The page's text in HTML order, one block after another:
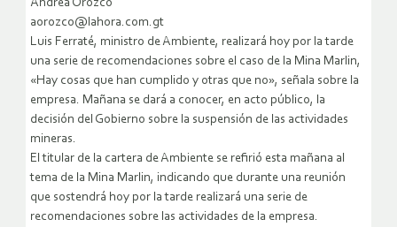
Andrea Orozco
aorozco@lahora.com.gt
Luis Ferraté, ministro de Ambiente, realizará hoy por la tarde
una serie de recomendaciones sobre el caso de la Mina Marlin,
«Hay cosas que han cumplido y otras que no», señala sobre la
empresa. Mañana se dará a conocer, en acto público, la
decisión del Gobierno sobre la suspensión de las actividades
mineras.
El titular de la cartera de Ambiente se refirió esta mañana al
tema de la Mina Marlin, indicando que durante una reunión
que sostendrá hoy por la tarde realizará una serie de
recomendaciones sobre las actividades de la empresa.